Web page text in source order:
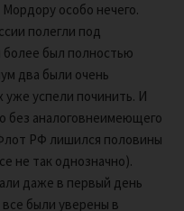
особо нечего.
полегли под
был полностью
два были очень
уже успели починить. И
без аналоговнеимеющего
РФ лишился половины
не так однозначно).
даже в первый день
были уверены в